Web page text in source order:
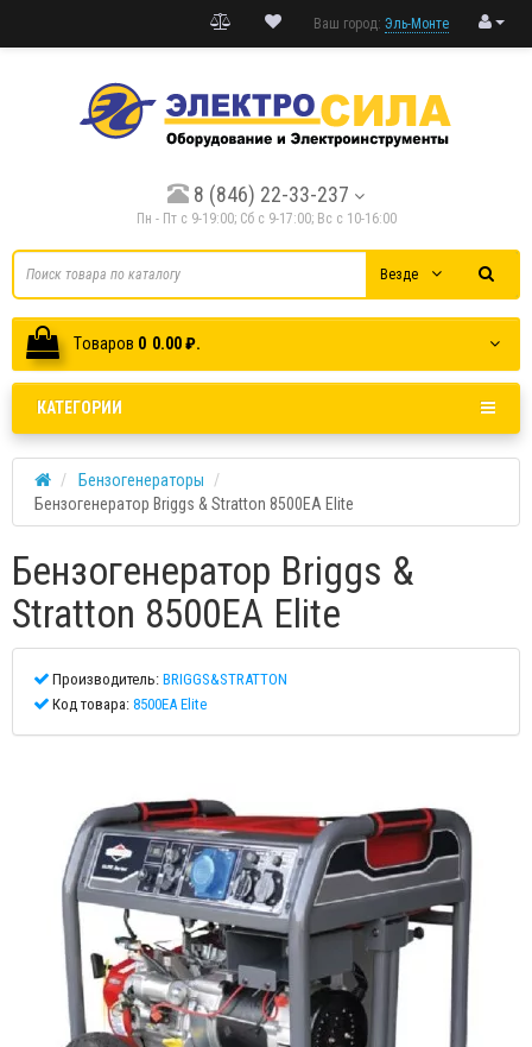
Ваш город: Эль-Монте
8 (846) 22-33-237
Пн - Пт с 9-19:00; Cб с 9-17:00; Вс с 10-16:00
Везде
Tоваров 0 0.00 ₽.
КАТЕГОРИИ
Бензогенераторы
Бензогенератор Briggs & Stratton 8500EA Elite
Бензогенератор Briggs &
Stratton 8500EA Elite
Производитель: BRIGGS&STRATTON
Код товара: 8500EA Elite